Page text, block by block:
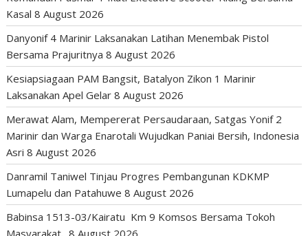
Kasal 8 August 2026
Danyonif 4 Marinir Laksanakan Latihan Menembak Pistol
Bersama Prajuritnya 8 August 2026
Kesiapsiagaan PAM Bangsit, Batalyon Zikon 1 Marinir
Laksanakan Apel Gelar 8 August 2026
Merawat Alam, Mempererat Persaudaraan, Satgas Yonif 2
Marinir dan Warga Enarotali Wujudkan Paniai Bersih, Indonesia
Asri 8 August 2026
Danramil Taniwel Tinjau Progres Pembangunan KDKMP
Lumapelu dan Patahuwe 8 August 2026
Babinsa 1513-03/Kairatu Km 9 Komsos Bersama Tokoh
Masyarakat. 8 August 2026